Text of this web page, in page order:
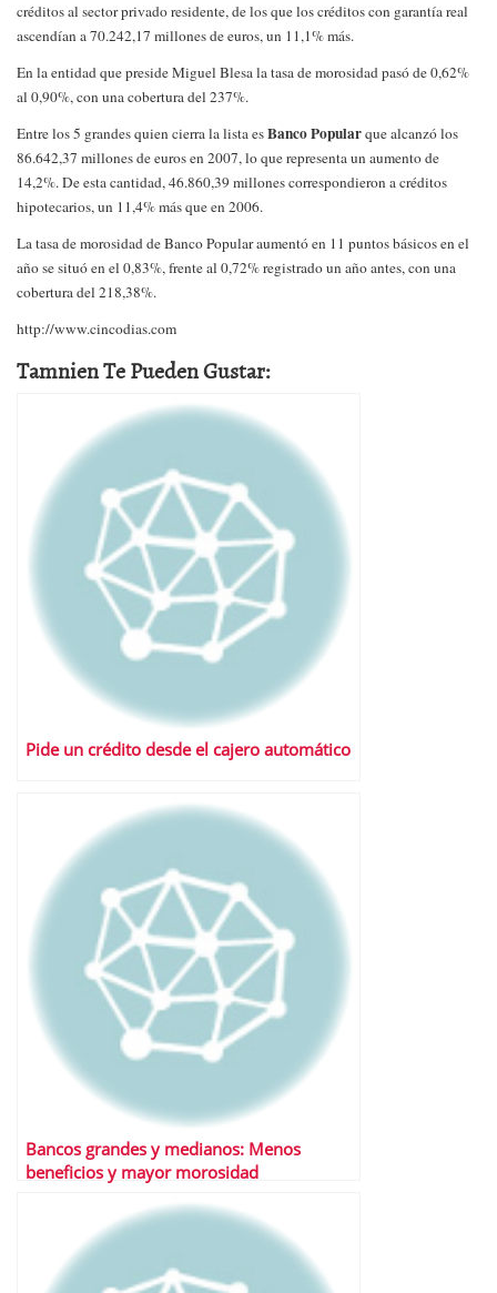
créditos al sector privado residente, de los que los créditos con garantía real
ascendían a 70.242,17 millones de euros, un 11,1% más.
En la entidad que preside Miguel Blesa la tasa de morosidad pasó de 0,62%
al 0,90%, con una cobertura del 237%.
Entre los 5 grandes quien cierra la lista esBanco Popularque alcanzó los
86.642,37 millones de euros en 2007, lo que representa un aumento de
14,2%. De esta cantidad, 46.860,39 millones correspondieron a créditos
hipotecarios, un 11,4% más que en 2006.
La tasa de morosidad de Banco Popular aumentó en 11 puntos básicos en el
año se situó en el 0,83%, frente al 0,72% registrado un año antes, con una
cobertura del 218,38%.
http://www.cincodias.com
Tamnien Te Pueden Gustar:
Pide un crédito desde el cajero automático
Bancos grandes y medianos: Menos
beneficios y mayor morosidad